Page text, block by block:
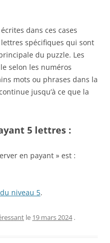
dans ces cases
spécifiques qui sont
du puzzle. Les
selon les numéros
mots ou phrases dans la
jusqu’à ce que la
5 lettres :
en payant » est :
niveau 5.
le 19 mars 2024 .